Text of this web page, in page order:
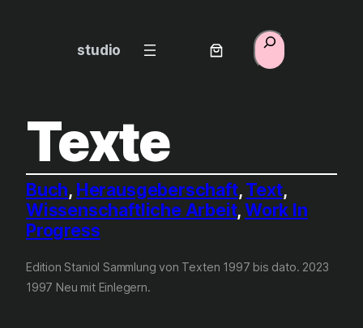
studio
Suchen
Texte
Buch, Herausgeberschaft, Text,
Wissenschaftliche Arbeit, Work In
Progress
Edition Staniol Sammlung von Texten 1997 bis dato. 2023
1997 Neu mit Einlegern.